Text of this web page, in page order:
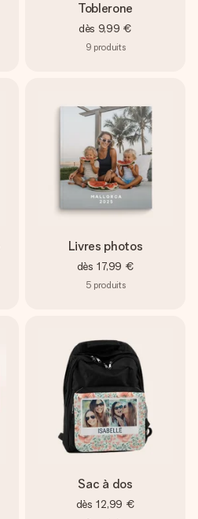
Toblerone
dès 9,99 €
9 produits
Livres photos
dès 17,99 €
5 produits
Sac à dos
dès 12,99 €